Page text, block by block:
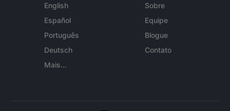
English
Español
Português
Deutsch
Mais...
Sobre
Equipe
Blogue
Contato